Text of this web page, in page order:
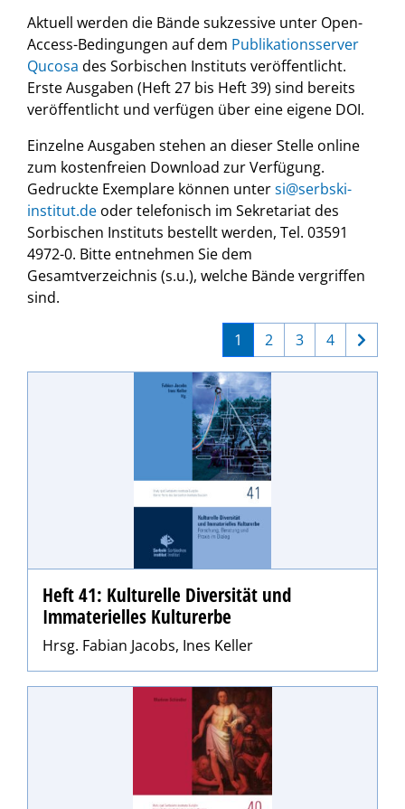
Aktuell werden die Bände sukzessive unter Open-
Access-Bedingungen auf dem Publikationsserver
Qucosa des Sorbischen Instituts veröffentlicht.
Erste Ausgaben (Heft 27 bis Heft 39) sind bereits
veröffentlicht und verfügen über eine eigene DOI.
Einzelne Ausgaben stehen an dieser Stelle online
zum kostenfreien Download zur Verfügung.
Gedruckte Exemplare können untersi@serbski-
institut.de oder telefonisch im Sekretariat des
Sorbischen Instituts bestellt werden, Tel. 03591
4972-0. Bitte entnehmen Sie dem
Gesamtverzeichnis (s.u.), welche Bände vergriffen
sind.
1 2 3 4
Heft 41: Kulturelle Diversität und
Immaterielles Kulturerbe
Hrsg. Fabian Jacobs, Ines Keller